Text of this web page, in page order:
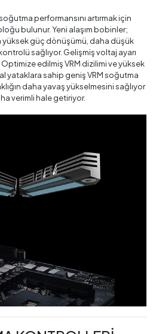
performansını artırmak için
bulunur. Yeni alaşım bobinler;
yüksek güç dönüşümü, daha düşük
sağlıyor. Gelişmiş voltaj ayarı
Optimize edilmiş VRM dizilimi ve yüksek
yataklara sahip geniş VRM soğutma
daha yavaş yükselmesini sağlıyor
verimli hale getiriyor.